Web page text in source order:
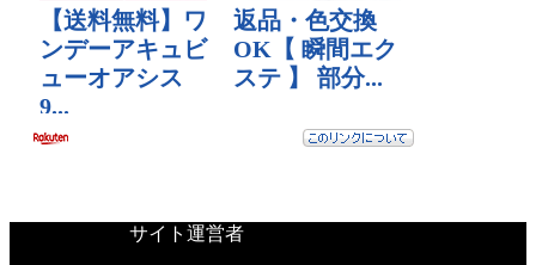
サイト運営者